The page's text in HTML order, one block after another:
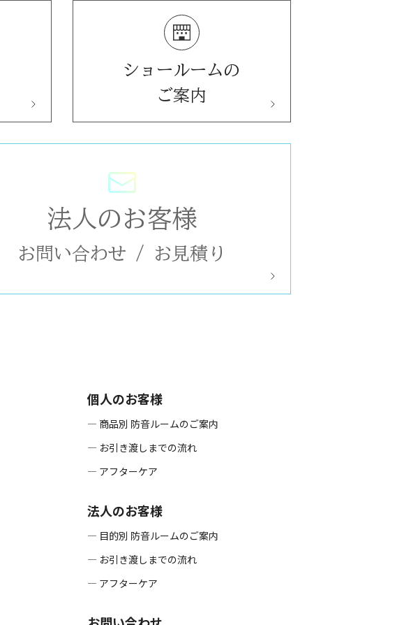
ショールームの
ご案内
法人のお客様
お問い合わせ / お見積り
個人のお客様
― 商品別 防音ルームのご案内
― お引き渡しまでの流れ
― アフターケア
法人のお客様
― 目的別 防音ルームのご案内
― お引き渡しまでの流れ
― アフターケア